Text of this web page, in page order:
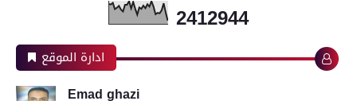
2412944
ادارة الموقع
Emad ghazi